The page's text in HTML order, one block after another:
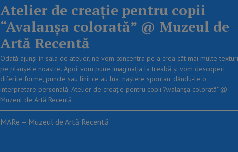
Atelier de creație pentru copii
“Avalanșa colorată” @ Muzeul de
Artă Recentă
Odată ajunși în sala de atelier, ne vom concentra pe a crea cât mai multe texturi
pe planșele noastre. Apoi, vom pune imaginația la treabă și vom descoperi
diferite forme, puncte sau linii ce au luat naștere spontan, dându-le o
interpretare personală. Atelier de creație pentru copii "Avalanșa colorată" @
Muzeul de Artă Recentă
MARe – Muzeul de Artă Recentă